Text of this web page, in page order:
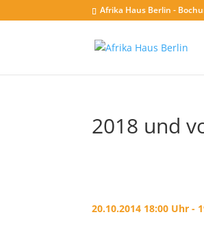
Afrika Haus Berlin -
2018 und
20.10.2014 18:00 Uhr -